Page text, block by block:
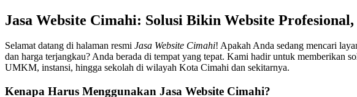
Jasa Website Cimahi: Solusi Bikin Website
Selamat datang di halaman resmi Jasa Website Cimahi! Apakah Anda sedang mencari
dan harga terjangkau? Anda berada di tempat yang tepat. Kami hadir untuk memberikan
UMKM, instansi, hingga sekolah di wilayah Kota Cimahi dan sekitarnya.
Kenapa Harus Menggunakan Jasa Website Cimahi?